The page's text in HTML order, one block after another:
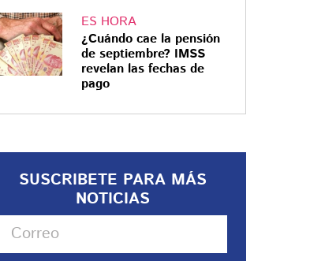
ES HORA
¿Cuándo cae la pensión
de septiembre? IMSS
revelan las fechas de
pago
SUSCRIBETE PARA MÁS
NOTICIAS